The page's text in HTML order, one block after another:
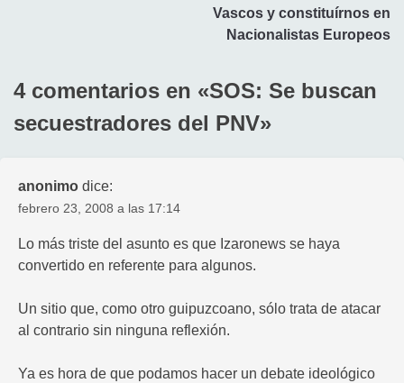
Vascos y constituírnos en
Nacionalistas Europeos
4 comentarios en «SOS: Se buscan
secuestradores del PNV»
anonimo dice:
febrero 23, 2008 a las 17:14
Lo más triste del asunto es que Izaronews se haya
convertido en referente para algunos.
Un sitio que, como otro guipuzcoano, sólo trata de atacar
al contrario sin ninguna reflexión.
Ya es hora de que podamos hacer un debate ideológico